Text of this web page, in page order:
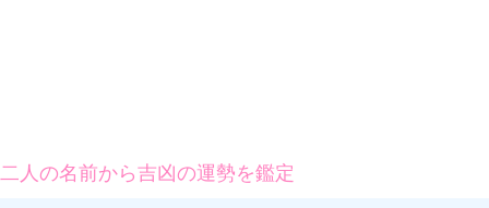
二人の名前から吉凶の運勢を鑑定